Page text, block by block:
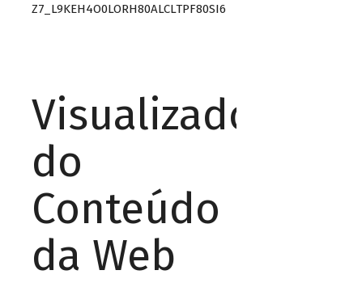
Z7_L9KEH4O0LORH80ALCLTPF80SI6
Visualizador
do
Conteúdo
da Web